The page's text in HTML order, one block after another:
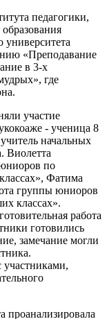
педагогики,
университета
«Преподавание
в 3-х
где
участие
- ученица 8
начальных
Виолетта
по
Фатима
группы юниоров
классах».
работа
готовились
замечание могли
участниками,
проанализировала